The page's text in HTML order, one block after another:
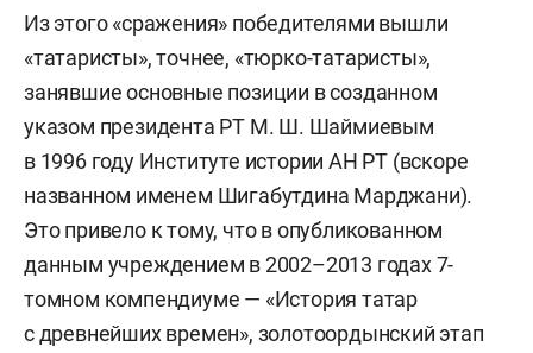
Из этого «сражения» победителями вышли
«татаристы», точнее, «тюрко-татаристы»,
занявшие основные позиции в созданном
указом президента РТ М. Ш. Шаймиевым
в 1996 году Институте истории АН РТ (вскоре
названном именем Шигабутдина Марджани).
Это привело к тому, что в опубликованном
данным учреждением в 2002–2013 годах 7-
томном компендиуме — «История татар
с древнейших времен», золотоордынский этап